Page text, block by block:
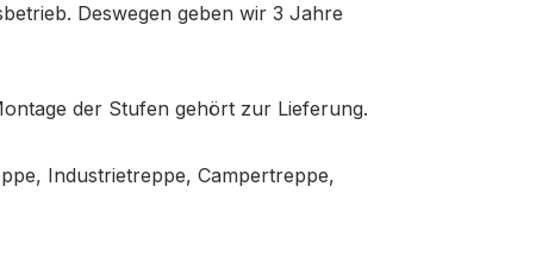
Deswegen geben wir 3 Jahre
der Stufen gehört zur Lieferung.
Industrietreppe, Campertreppe,